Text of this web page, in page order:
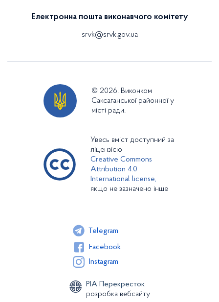
Електронна пошта виконавчого комітету
srvk@srvk.gov.ua
© 2026. Виконком
Саксаганської районної у
місті ради.
Увесь вміст доступний за
ліцензією
Creative Commons
Attribution 4.0
International license,
якщо не зазначено інше
Telegram
Facebook
Instagram
РІА Перекресток
розробка вебсайту